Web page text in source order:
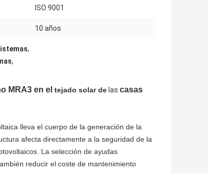
ISO 9001
10 años
,
,
MRA3 en el tejado solar de las casas
lleva el cuerpo de la generación de la
afecta directamente a la seguridad de la
La selección de ayudas
reducir el coste de mantenimiento